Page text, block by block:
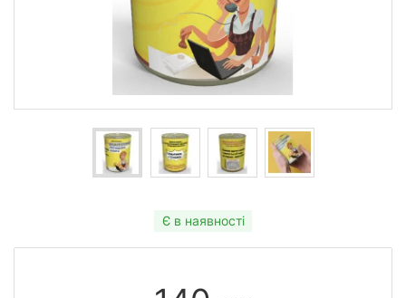
Є в наявності